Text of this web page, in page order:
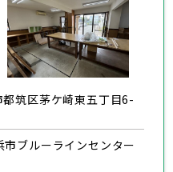
筑区茅ケ崎東五丁目6-
ブルーラインセンター